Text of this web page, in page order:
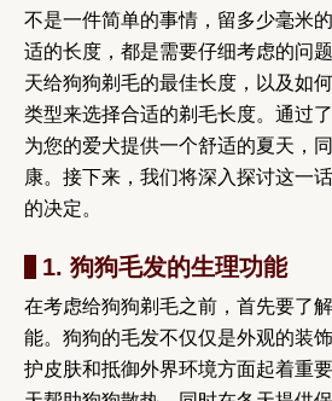
不是一件简单的事情，留多少毫米
适的长度，都是需要仔细考虑的问
天给狗狗剃毛的最佳长度，以及如
类型来选择合适的剃毛长度。通过
为您的爱犬提供一个舒适的夏天，
康。接下来，我们将深入探讨这一
的决定。
1. 狗狗毛发的生理功能
在考虑给狗狗剃毛之前，首先要了
能。狗狗的毛发不仅仅是外观的装
护皮肤和抵御外界环境方面起着重